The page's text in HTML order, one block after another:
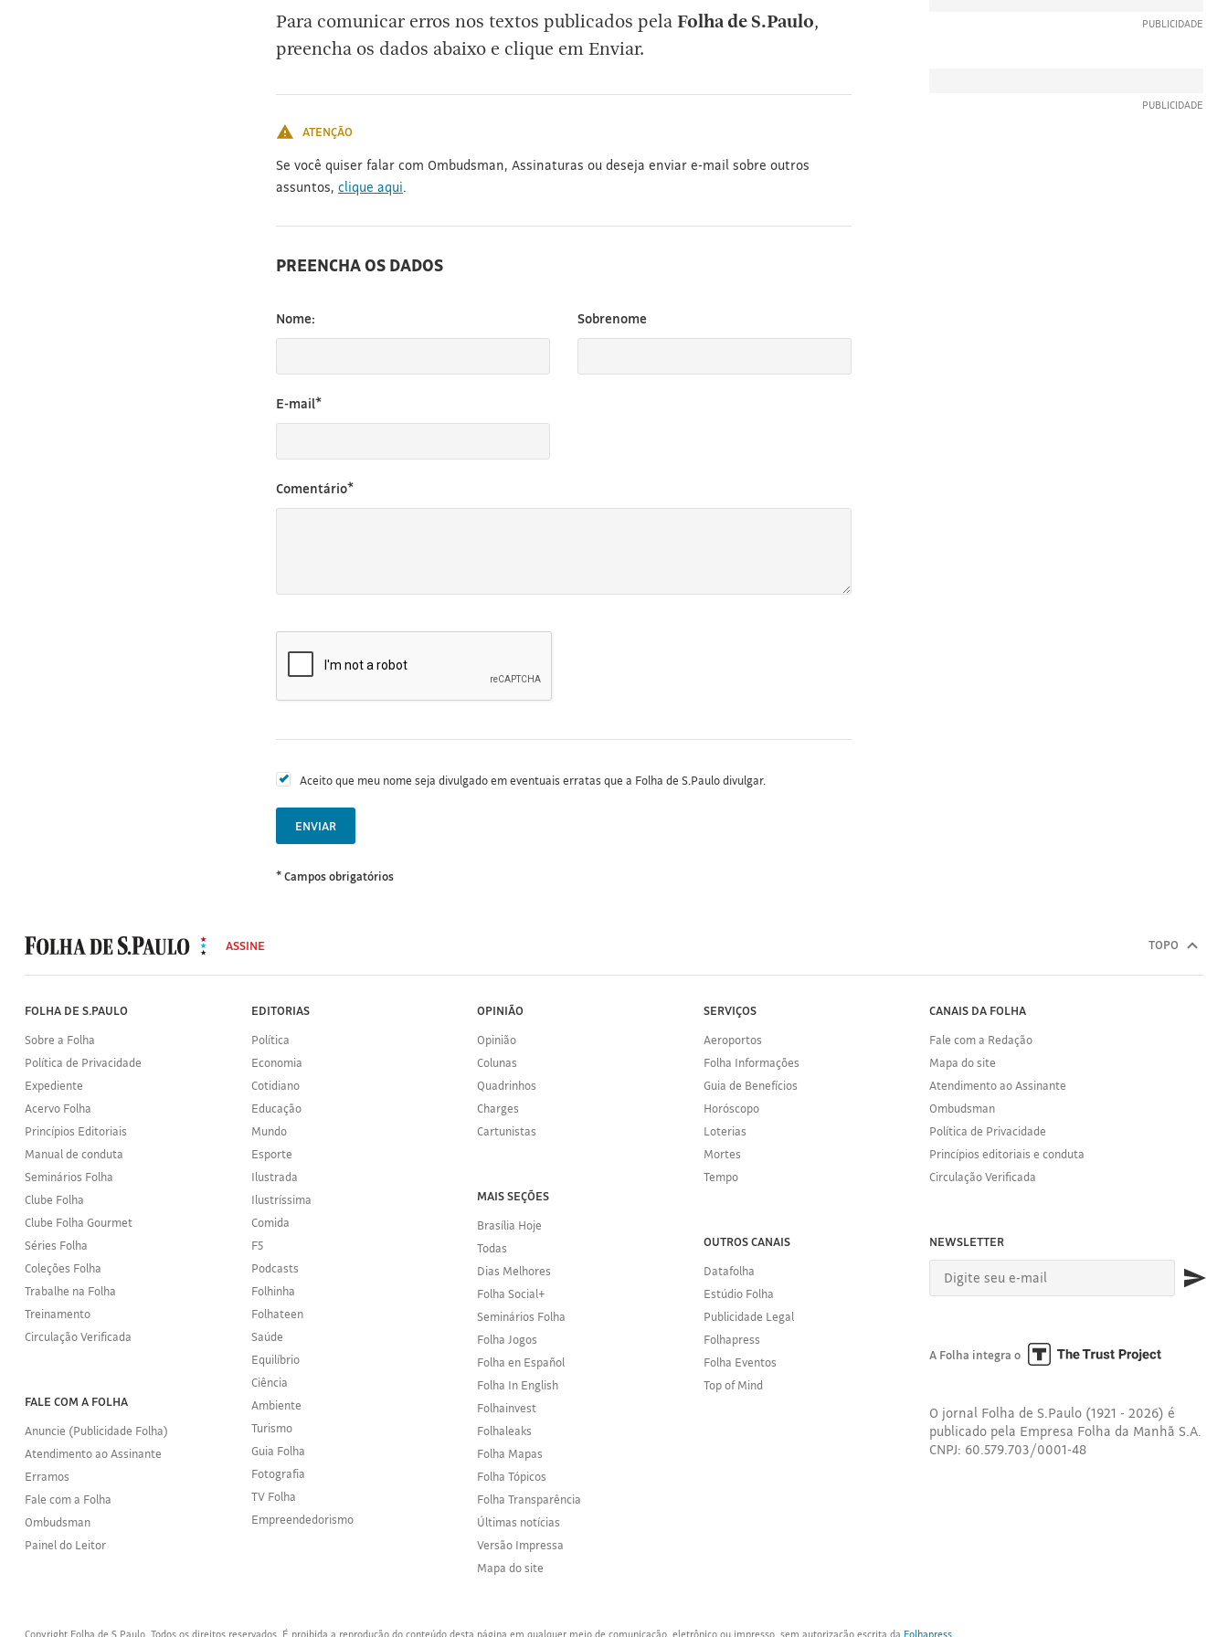
Para comunicar erros nos textos publicados pelaFolha de S.Paulo,
preencha os dados abaixo e clique em Enviar.
ATENÇÃO
Se você quiser falar com Ombudsman, Assinaturas ou deseja enviar e-mail sobre outros
assuntos, clique aqui.
PREENCHA OS DADOS
Nome: Sobrenome
E-mail*
Comentário*
Aceito que meu nome seja divulgado em eventuais erratas que a Folha de S.Paulo divulgar.
ENVIAR
* Campos obrigatórios
Folha
de
S.Paulo
ASSINE TOPO
FOLHA DE S.PAULO
Sobre a Folha
Política de Privacidade
Expediente
Acervo Folha
Princípios Editoriais
Manual de conduta
Seminários Folha
Clube Folha
Clube Folha Gourmet
Séries Folha
Coleções Folha
Trabalhe na Folha
Treinamento
Circulação Verificada
FALE COM A FOLHA
Anuncie (Publicidade Folha)
Atendimento ao Assinante
Erramos
Fale com a Folha
Ombudsman
Painel do Leitor
EDITORIAS
Política
Economia
Cotidiano
Educação
Mundo
Esporte
Ilustrada
Ilustríssima
Comida
F5
Podcasts
Folhinha
Folhateen
Saúde
Equilíbrio
Ciência
Ambiente
Turismo
Guia Folha
Fotografia
TV Folha
Empreendedorismo
OPINIÃO
Opinião
Colunas
Quadrinhos
Charges
Cartunistas
MAIS SEÇÕES
Brasília Hoje
Todas
Dias Melhores
Folha Social+
Seminários Folha
Folha Jogos
Folha en Español
Folha In English
Folhainvest
Folhaleaks
Folha Mapas
Folha Tópicos
Folha Transparência
Últimas notícias
Versão Impressa
Mapa do site
SERVIÇOS
Aeroportos
Folha Informações
Guia de Benefícios
Horóscopo
Loterias
Mortes
Tempo
OUTROS CANAIS
Datafolha
Estúdio Folha
Publicidade Legal
Folhapress
Folha Eventos
Top of Mind
CANAIS DA FOLHA
Fale com a Redação
Mapa do site
Atendimento ao Assinante
Ombudsman
Política de Privacidade
Princípios editoriais e conduta
Circulação Verificada
NEWSLETTER
A Folha integra o
O jornal Folha de S.Paulo (1921 - 2026) é
publicado pela Empresa Folha da Manhã S.A.
CNPJ: 60.579.703/0001-48